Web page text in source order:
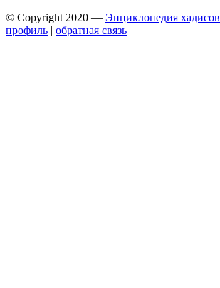
© Copyright 2020 — Энциклопедия хадисов
профиль | обратная связь